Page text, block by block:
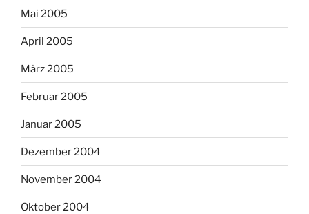
Mai 2005
April 2005
März 2005
Februar 2005
Januar 2005
Dezember 2004
November 2004
Oktober 2004